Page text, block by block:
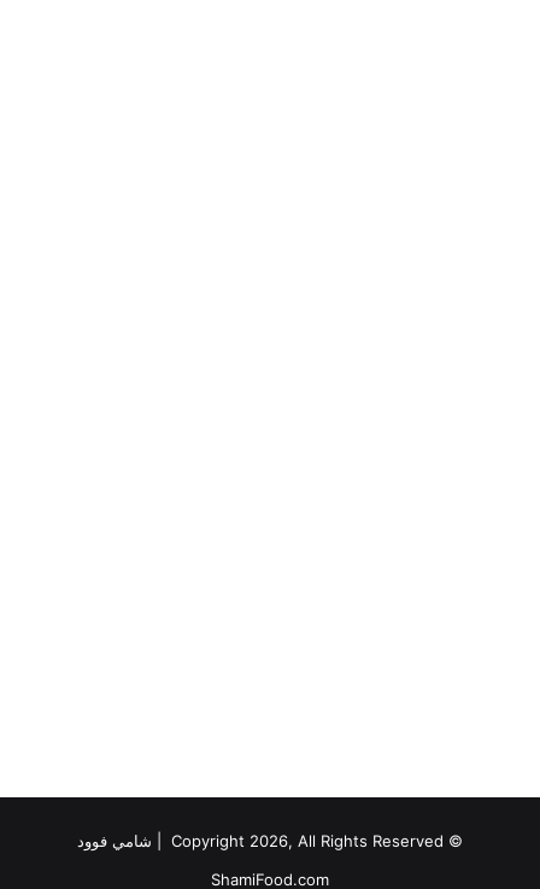
© Copyright 2026, All Rights Reserved |
شامي فوود
ShamiFood.com